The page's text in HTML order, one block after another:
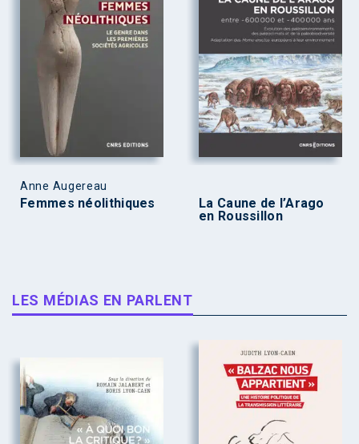
Anne Augereau
Femmes néolithiques
La Caune de l’Arago
en Roussillon
LES MÉDIAS EN PARLENT